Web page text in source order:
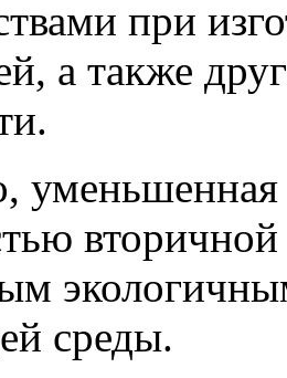
при
а также
вторичной
среды.